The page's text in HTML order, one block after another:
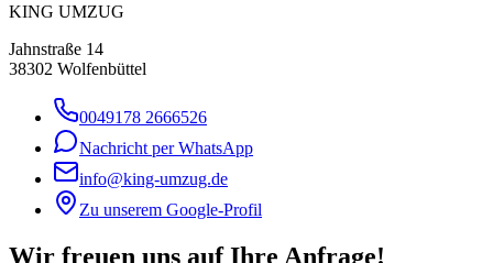
KING UMZUG
Jahnstraße 14
38302 Wolfenbüttel
0049178 2666526
Nachricht per WhatsApp
info@king-umzug.de
Zu unserem Google-Profil
Wir freuen uns auf Ihre Anfrage!